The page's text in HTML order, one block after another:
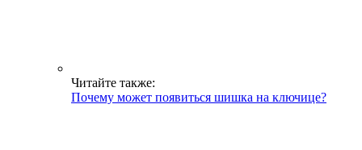
Читайте также:
Почему может появиться шишка на ключице?